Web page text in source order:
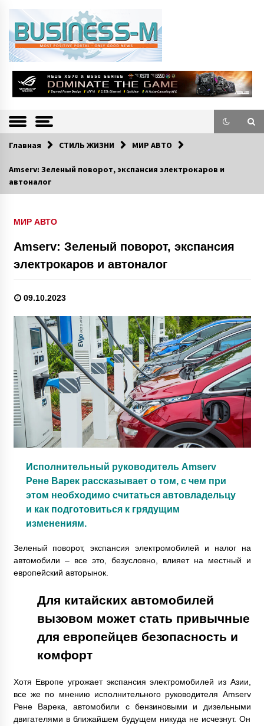
BUSINESS-M
—
Информацио
нно-деловой
экономической и культурной жизни Эстонии и зарубежных стран.
Главная СТИЛЬ ЖИЗНИ МИР АВТО
Amserv: Зеленый поворот, экспансия электрокаров и
автоналог
МИР АВТО
Amserv: Зеленый поворот, экспансия
электрокаров и автоналог
09.10.2023
Исполнительный руководитель Amserv
Рене Варек рассказывает о том, с чем при
этом необходимо считаться автовладельцу
и как подготовиться к грядущим
изменениям.
Зеленый поворот, экспансия электромобилей и налог на
автомобили – все это, безусловно, влияет на местный и
европейский авторынок.
Для китайских автомобилей
вызовом может стать привычные
для европейцев безопасность и
комфорт
Хотя Европе угрожает экспансия электромобилей из Азии,
все же по мнению исполнительного руководителя Amserv
Рене Варека, автомобили с бензиновыми и дизельными
двигателями в ближайшем будущем никуда не исчезнут. Он